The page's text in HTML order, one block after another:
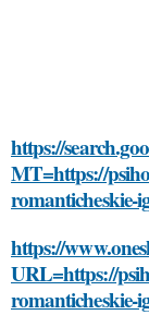
https://
MT=https://
romanticheskie-
https://
URL=https://
romanticheskie-